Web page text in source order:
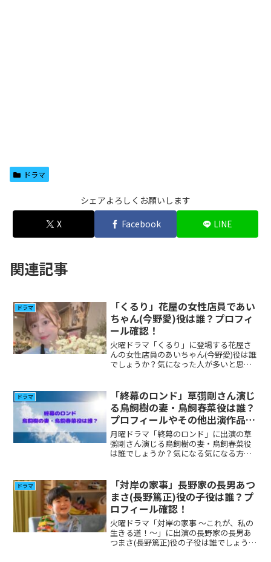
ドラマ
シェアよろしくお願いします
X
Facebook LINE
関連記事
ドラマ
「くるり」花屋の女性店員であい
ちゃん(今野愛)役は誰？プロフィ
ール確認！
火曜ドラマ「くるり」に登場する花屋さ
んの女性店員のあいちゃん(今野愛)役は誰
でしょうか？気になった人が多いと思い
ドラマ
「終幕のロンド」草彅剛さん演じ
る鳥飼樹の妻・鳥飼春菜役は誰？
プロフィールやその他出演作品の
確認！
月曜ドラマ「終幕のロンド」に出演の草
彅剛さん演じる鳥飼樹の妻・鳥飼春菜役
は誰でしょうか？気になる気になる方が
ドラマ
「対岸の家事」長野家の長男あつ
まさ(長野篤正)役の子役は誰？プ
ロフィール確認！
火曜ドラマ「対岸の家事 〜これが、私の
生きる道！〜」に出演の長野家の長男あ
つまさ(長野篤正)役の子役は誰でしょう